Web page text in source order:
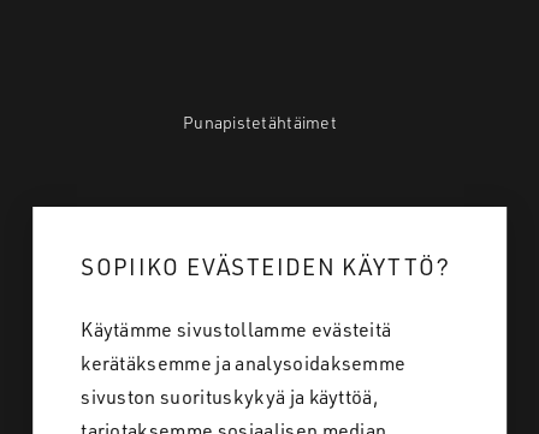
Punapistetähtäimet
Tietoa Meistä
Yhteystiedot
SOPIIKO EVÄSTEIDEN KÄYTTÖ?
Käytämme sivustollamme evästeitä
kerätäksemme ja analysoidaksemme
sivuston suorituskykyä ja käyttöä,